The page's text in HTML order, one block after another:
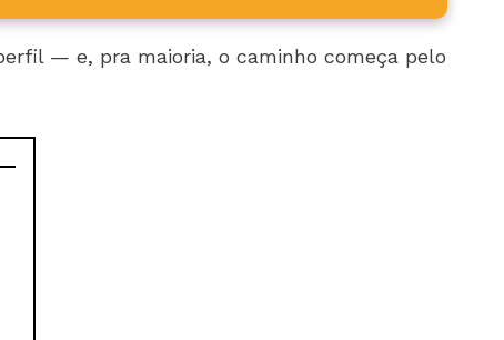
— e, pra maioria, o caminho começa pelo